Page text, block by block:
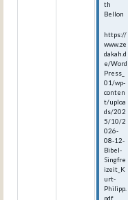
th
Bellon
https://
www.ze
dakah.d
e/Word
Press_
01/wp-
conten
t/uploa
ds/202
5/10/2
026-
08-12-
Bibel-
Singfre
izeit_K
urt-
Philipp.
pdf